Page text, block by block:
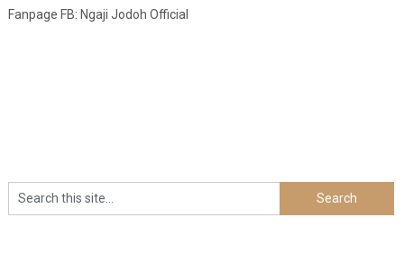
Fanpage FB: Ngaji Jodoh Official